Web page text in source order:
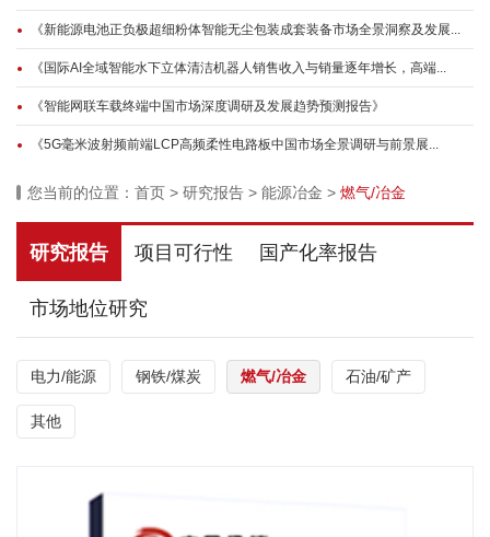
《新能源电池正负极超细粉体智能无尘包装成套装备市场全景洞察及发展...
《国际AI全域智能水下立体清洁机器人销售收入与销量逐年增长，高端...
《智能网联车载终端中国市场深度调研及发展趋势预测报告》
《5G毫米波射频前端LCP高频柔性电路板中国市场全景调研与前景展...
您当前的位置： 首页 > 研究报告 > 能源冶金 > 燃气/冶金
研究报告 项目可行性 国产化率报告
市场地位研究
电力/能源 钢铁/煤炭 燃气/冶金 石油/矿产
其他